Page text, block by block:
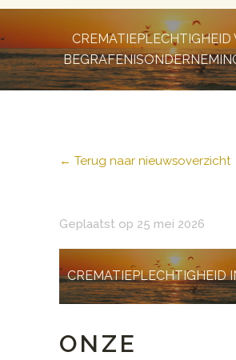
CREMATIEPLECHTIGHEID
← Terug naar nieuwsoverzicht
Geplaatst op 25 mei 2026
CREMATIEPLECHTIGHEID
ONZE